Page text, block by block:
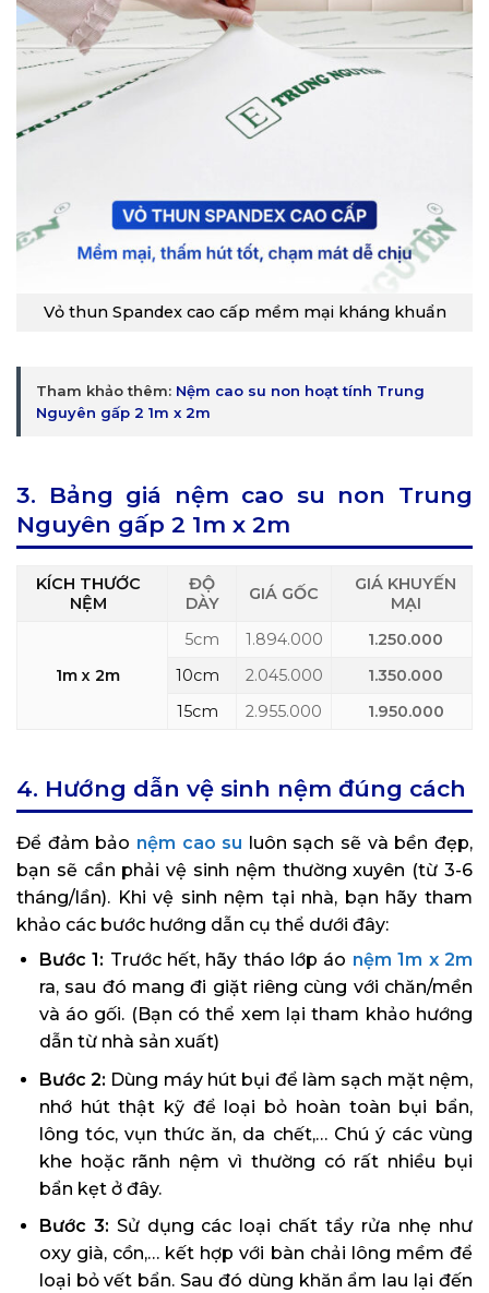
Vỏ thun Spandex cao cấp mềm mại kháng khuẩn
Tham khảo thêm: Nệm cao su non hoạt tính Trung
Nguyên gấp 2 1m x 2m
3. Bảng giá nệm cao su non Trung
Nguyên gấp 2 1m x 2m
KÍCH THƯỚC
NỆM
ĐỘ
DÀY
GIÁ GỐC
GIÁ KHUYẾN
MẠI
1m x 2m
5cm 1.894.000
1.250.000
10cm
2.045.000
1.350.000
15cm
2.955.000 1.950.000
4. Hướng dẫn vệ sinh nệm đúng cách
Để đảm bảo nệm cao su luôn sạch sẽ và bền đẹp,
bạn sẽ cần phải vệ sinh nệm thường xuyên (từ 3-6
tháng/lần). Khi vệ sinh nệm tại nhà, bạn hãy tham
khảo các bước hướng dẫn cụ thể dưới đây:
Bước 1: Trước hết, hãy tháo lớp áo nệm 1m x 2m
ra, sau đó mang đi giặt riêng cùng với chăn/mền
và áo gối. (Bạn có thể xem lại tham khảo hướng
dẫn từ nhà sản xuất)
Bước 2: Dùng máy hút bụi để làm sạch mặt nệm,
nhớ hút thật kỹ để loại bỏ hoàn toàn bụi bẩn,
lông tóc, vụn thức ăn, da chết,… Chú ý các vùng
khe hoặc rãnh nệm vì thường có rất nhiều bụi
bẩn kẹt ở đây.
Bước 3: Sử dụng các loại chất tẩy rửa nhẹ như
oxy già, cồn,… kết hợp với bàn chải lông mềm để
loại bỏ vết bẩn. Sau đó dùng khăn ẩm lau lại đến